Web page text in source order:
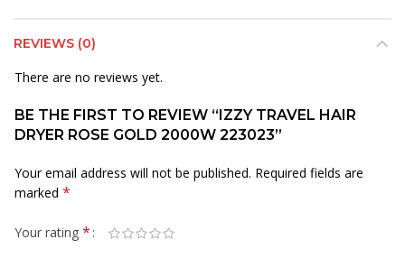
REVIEWS (0)
There are no reviews yet.
BE THE FIRST TO REVIEW “IZZY TRAVEL HAIR
DRYER ROSE GOLD 2000W 223023”
Your email address will not be published. Required fields are
marked *
Your rating *